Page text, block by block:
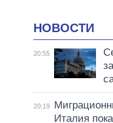
НОВОСТИ
20:55
20:19
Италия